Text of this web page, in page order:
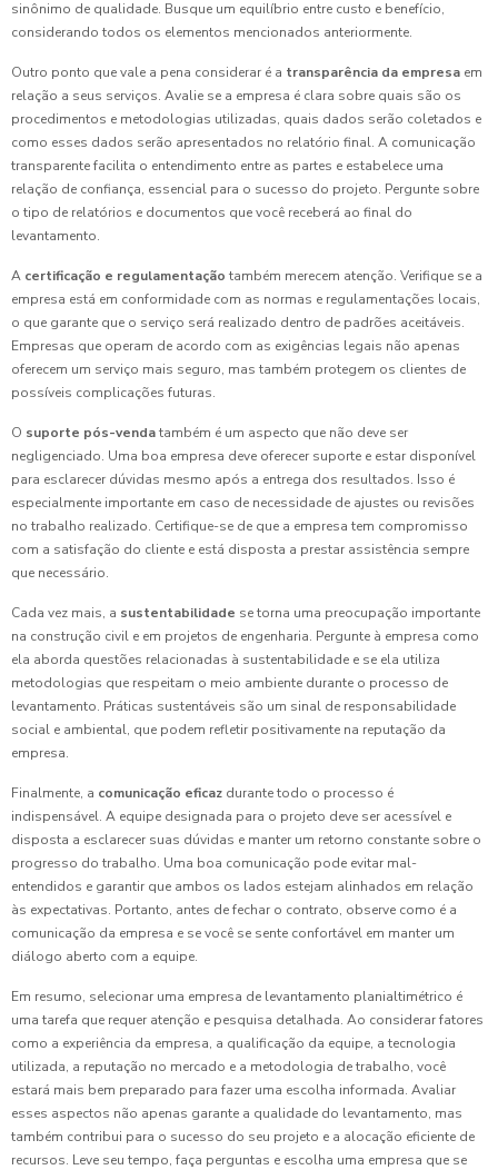
sinônimo de qualidade. Busque um equilíbrio entre custo e benefício,
considerando todos os elementos mencionados anteriormente.
Outro ponto que vale a pena considerar é a transparência da empresa em
relação a seus serviços. Avalie se a empresa é clara sobre quais são os
procedimentos e metodologias utilizadas, quais dados serão coletados e
como esses dados serão apresentados no relatório final. A comunicação
transparente facilita o entendimento entre as partes e estabelece uma
relação de confiança, essencial para o sucesso do projeto. Pergunte sobre
o tipo de relatórios e documentos que você receberá ao final do
levantamento.
A certificação e regulamentação também merecem atenção. Verifique se a
empresa está em conformidade com as normas e regulamentações locais,
o que garante que o serviço será realizado dentro de padrões aceitáveis.
Empresas que operam de acordo com as exigências legais não apenas
oferecem um serviço mais seguro, mas também protegem os clientes de
possíveis complicações futuras.
O suporte pós-vendatambém é um aspecto que não deve ser
negligenciado. Uma boa empresa deve oferecer suporte e estar disponível
para esclarecer dúvidas mesmo após a entrega dos resultados. Isso é
especialmente importante em caso de necessidade de ajustes ou revisões
no trabalho realizado. Certifique-se de que a empresa tem compromisso
com a satisfação do cliente e está disposta a prestar assistência sempre
que necessário.
Cada vez mais, a sustentabilidade se torna uma preocupação importante
na construção civil e em projetos de engenharia. Pergunte à empresa como
ela aborda questões relacionadas à sustentabilidade e se ela utiliza
metodologias que respeitam o meio ambiente durante o processo de
levantamento. Práticas sustentáveis são um sinal de responsabilidade
social e ambiental, que podem refletir positivamente na reputação da
empresa.
Finalmente, a comunicação eficaz durante todo o processo é
indispensável. A equipe designada para o projeto deve ser acessível e
disposta a esclarecer suas dúvidas e manter um retorno constante sobre o
progresso do trabalho. Uma boa comunicação pode evitar mal-
entendidos e garantir que ambos os lados estejam alinhados em relação
às expectativas. Portanto, antes de fechar o contrato, observe como é a
comunicação da empresa e se você se sente confortável em manter um
diálogo aberto com a equipe.
Em resumo, selecionar uma empresa de levantamento planialtimétrico é
uma tarefa que requer atenção e pesquisa detalhada. Ao considerar fatores
como a experiência da empresa, a qualificação da equipe, a tecnologia
utilizada, a reputação no mercado e a metodologia de trabalho, você
estará mais bem preparado para fazer uma escolha informada. Avaliar
esses aspectos não apenas garante a qualidade do levantamento, mas
também contribui para o sucesso do seu projeto e a alocação eficiente de
recursos. Leve seu tempo, faça perguntas e escolha uma empresa que se